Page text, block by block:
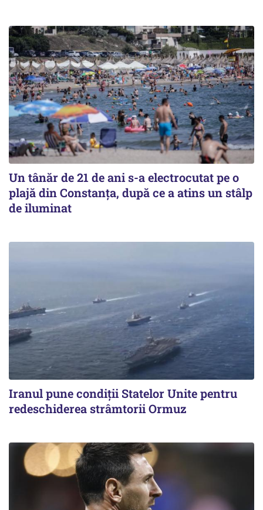
Un tânăr de 21 de ani s-a electrocutat pe o
plajă din Constanța, după ce a atins un stâlp
de iluminat
Iranul pune condiții Statelor Unite pentru
redeschiderea strâmtorii Ormuz